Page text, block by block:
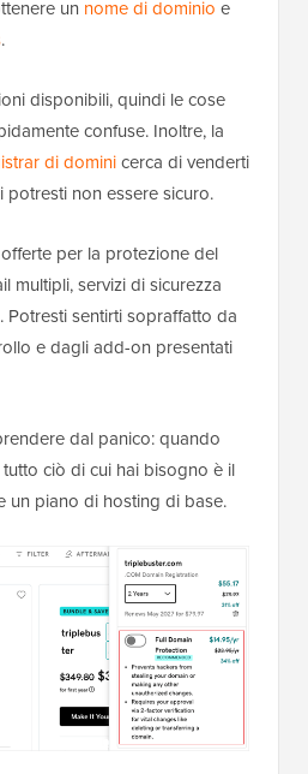
un nome di dominio e
.
disponibili, quindi le cose
confuse. Inoltre, la
di dominicerca di venderti
non essere sicuro.
per la protezione del
multipli, servizi di sicurezza
Potresti sentirti sopraffatto da
e dagli add-on presentati
dal panico: quando
ciò di cui hai bisogno è il
un piano di hosting di base.